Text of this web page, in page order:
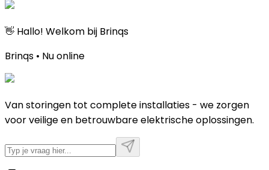
👋 Hallo! Welkom bij Brinqs
Brinqs • Nu online
Van storingen tot complete installaties - we zorgen
voor veilige en betrouwbare elektrische oplossingen.